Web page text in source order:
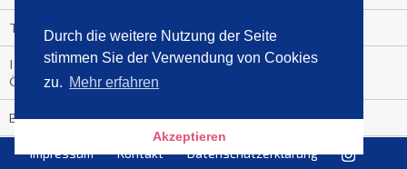
Durch die weitere Nutzung der Seite
stimmen Sie der Verwendung von Cookies
zu. Mehr erfahren
Akzeptieren
TV-Quote:
Italienisches Kochbuch schießt auf Nummer 1 in Deutschland,
Österreich und Schweiz
Blick in die Garage der TV-Dauerglotzer
Die Deutschen investieren, während die Österreicher und
Impressum Kontakt Datenschutzerklärung